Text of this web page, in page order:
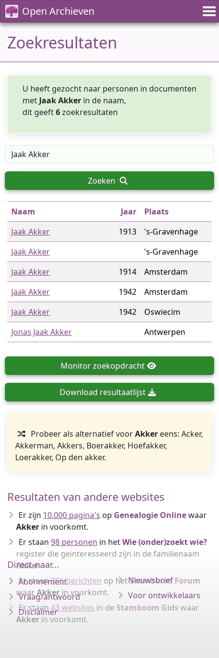
Open Archieven
Zoekresultaten
U heeft gezocht naar personen in documenten
met Jaak Akker in de naam,
dit geeft6zoekresultaten
Zoeken
Naam Jaar
Plaats
Jaak Akker
1913
's-Gravenhage
Jaak Akker
's-Gravenhage
Jaak Akker
1914
Amsterdam
Jaak Akker
1942
Amsterdam
Jaak Akker
1942
Oswiecim
Jonas Jaak Akker
Antwerpen
Monitorzoekopdracht
Download resultaatlijst
Probeer als alternatief voorAkkereens: Acker,
Akkerman, Akkers, Boerakker, Hoefakker,
Loerakker, Op den akker.
Resultaten van andere websites
Er zijn 10.000 pagina's op Genealogie Onlinewaar
Akker in voorkomt.
Er staan 98 personen in hetWie (onder)zoekt wie?
register die geïnteresseerd zijn in de familienaam
Akker.
Er staan396 berichten op hetStamboom Forum
waarAkker in voorkomt.
Er staan 43 websites in de Stamboom Gids waar
Akker in voorkomt.
Direct naar...
Abonnement
Vraag/antwoord
Disclaimer
Nieuwsbrief
Voor ontwikkelaars